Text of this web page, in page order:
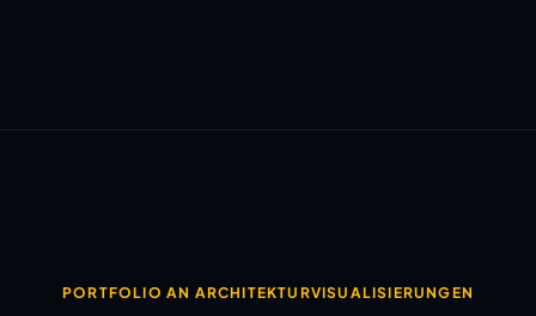
PORTFOLIO AN ARCHITEKTURVISUALISIERUNGEN